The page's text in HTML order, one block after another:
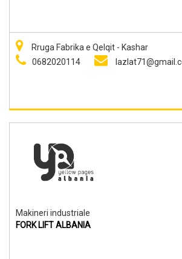
Rruga Fabrika e Qelqit - Kashar
0682020114
Makineri industriale
FORK LIFT ALBANIA